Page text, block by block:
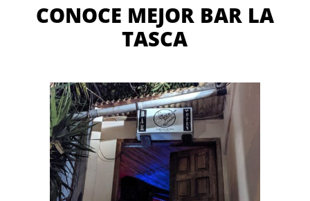
CONOCE MEJOR BAR LA
TASCA